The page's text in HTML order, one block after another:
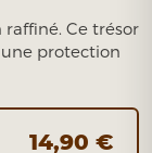
Ce trésor
protection
14,90 €